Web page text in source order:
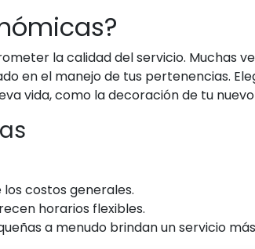
la calidad del servicio. Muchas
en el manejo de tus pertenencias.
vida, como la decoración de tu
costos generales.
horarios flexibles.
a menudo brindan un servicio